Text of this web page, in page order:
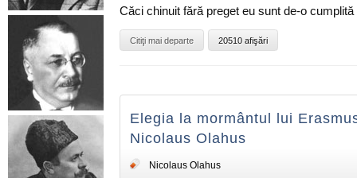
Căci chinuit fără preget eu sunt de-o
Citiţi mai departe 20510 afişări
Elegia la mormântul lui
Nicolaus Olahus
Nicolaus Olahus